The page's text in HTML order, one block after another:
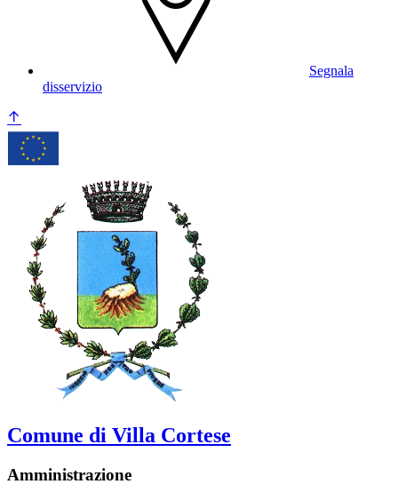
Segnala
disservizio
Comune di Villa Cortese
Amministrazione